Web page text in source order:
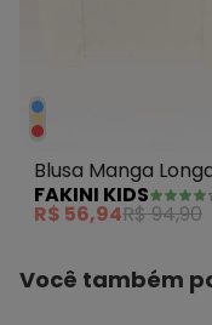
Blusa Manga
Bege
FAKINI KIDS
R$ 56,94R$ 94,90
Você também